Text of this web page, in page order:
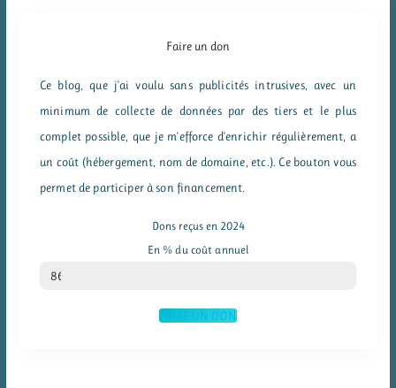
Faire un don
Ce blog, que j'ai voulu sans publicités intrusives, avec un
minimum de collecte de données par des tiers et le plus
complet possible, que je m'efforce d'enrichir régulièrement, a
un coût (hébergement, nom de domaine, etc.). Ce bouton vous
permet de participer à son financement.
Dons reçus en 2024
En % du coût annuel
% du coût annuel
86
FAIRE UN DON